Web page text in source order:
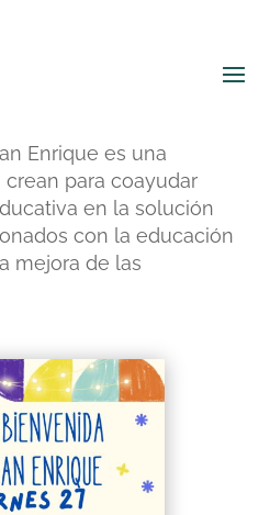
Enrique es una
para coayudar
en la solución
con la educación
mejora de las